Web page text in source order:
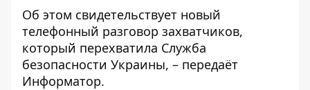
Об этом свидетельствует новый
телефонный разговор захватчиков,
который перехватила Служба
безопасности Украины, – передаёт
Информатор.